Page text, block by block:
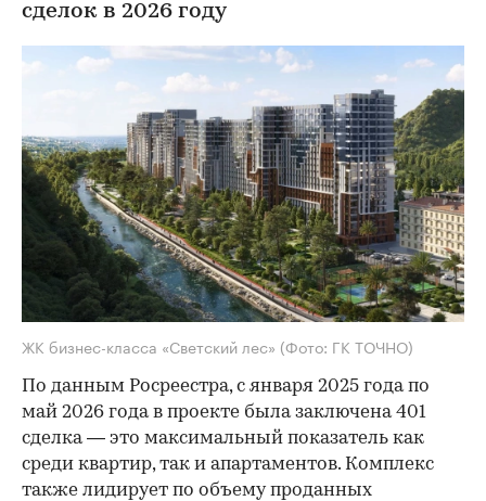
сделок в 2026 году
ЖК бизнес-класса «Светский лес» (Фото: ГК ТОЧНО)
По данным Росреестра, с января 2025 года по
май 2026 года в проекте была заключена 401
сделка — это максимальный показатель как
среди квартир, так и апартаментов. Комплекс
также лидирует по объему проданных